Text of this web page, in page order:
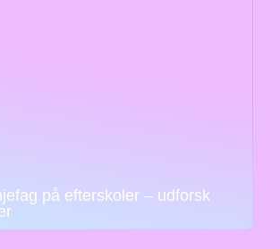
på efterskoler – udforsk